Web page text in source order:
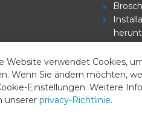
Website verwendet Cookies,
Wenn Sie ändern möchten,
Einstellungen. Weitere
unserer privacy-Richtlinie.